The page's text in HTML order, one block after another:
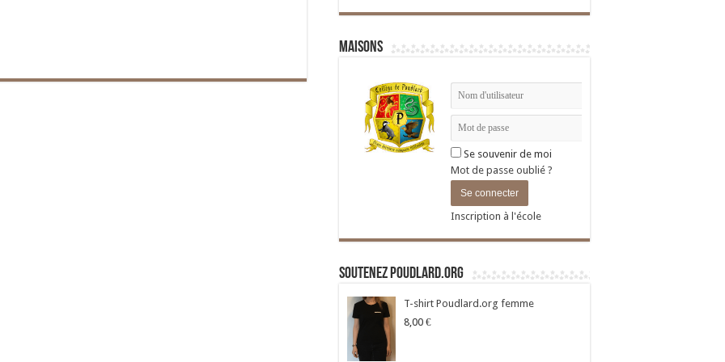
Maisons
Se souvenir de moi
Mot de passe oublié ?
Inscription à l'école
Soutenez Poudlard.org
T-shirt Poudlard.org femme
8,00 €